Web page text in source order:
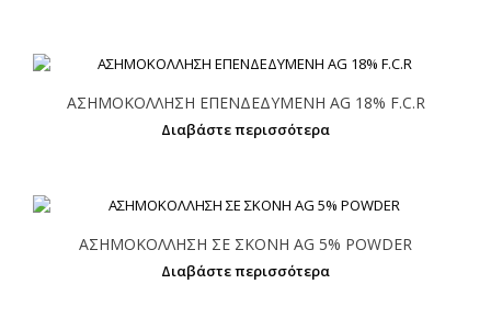
ΑΣΗΜΟΚΟΛΛΗΣΗ ΕΠΕΝΔΕΔΥΜΕΝΗ AG 18% F.C.R
Διαβάστε περισσότερα
ΑΣΗΜΟΚΟΛΛΗΣΗ ΣΕ ΣΚΟΝΗ AG 5% POWDER
Διαβάστε περισσότερα